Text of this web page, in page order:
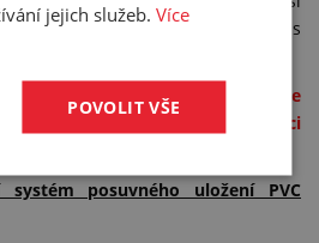
systém nainstalují přímo u vás
snadno manipulovat, ale
Máte například průchod na konci
systém posuvného uložení PVC
jejich služeb.Více
POVOLIT VŠE